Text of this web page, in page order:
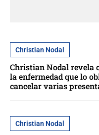
Christian Nodal
Christian Nodal revela
la enfermedad que lo
cancelar varias
Christian Nodal